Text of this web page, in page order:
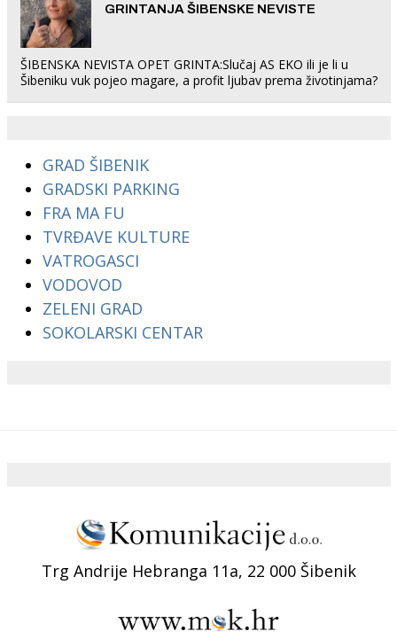
GRINTANJA ŠIBENSKE NEVISTE
ŠIBENSKA NEVISTA OPET GRINTA:Slučaj AS EKO ili je li u
Šibeniku vuk pojeo magare, a profit ljubav prema životinjama?
GRAD ŠIBENIK
GRADSKI PARKING
FRA MA FU
TVRĐAVE KULTURE
VATROGASCI
VODOVOD
ZELENI GRAD
SOKOLARSKI CENTAR
Trg Andrije Hebranga 11a, 22 000 Šibenik